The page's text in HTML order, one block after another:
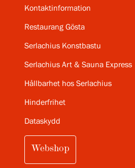
Kontaktinformation
Restaurang Gösta
Serlachius Konstbastu
Serlachius Art & Sauna Express
Hållbarhet hos Serlachius
Hinderfrihet
Dataskydd
Webshop